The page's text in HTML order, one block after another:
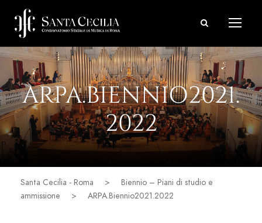
ARPA.BIENNIO2021.
2022
Santa Cecilia - Roma >
Biennio – Piani di studio e
ammissione
> ARPA.Biennio2021.2022